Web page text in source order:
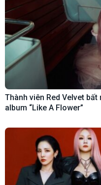
Thành viên Red Velvet
album “Like A Flower”